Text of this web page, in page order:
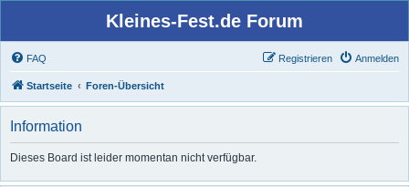
Kleines-Fest.de Forum
FAQ Anmelden
Registrieren
Startseite Foren-Übersicht
Information
Dieses Board ist leider momentan nicht verfügbar.